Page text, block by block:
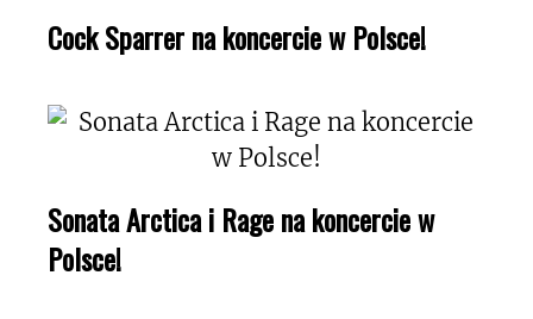
Cock Sparrer na koncercie w Polsce!
Sonata Arctica i Rage na koncercie w
Polsce!